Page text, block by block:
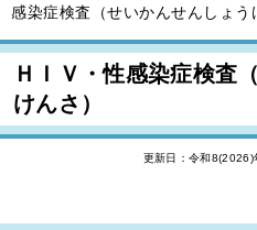
感染症検査（せいかんせんしょう
ＨＩＶ・性感染症検査
けんさ）
更新日：令和8(2026)